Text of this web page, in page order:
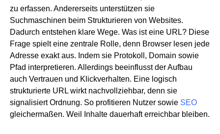
zu erfassen. Andererseits unterstützen sie
Suchmaschinen beim Strukturieren von Websites.
Dadurch entstehen klare Wege. Was ist eine URL? Diese
Frage spielt eine zentrale Rolle, denn Browser lesen jede
Adresse exakt aus. Indem sie Protokoll, Domain sowie
Pfad interpretieren. Allerdings beeinflusst der Aufbau
auch Vertrauen und Klickverhalten. Eine logisch
strukturierte URL wirkt nachvollziehbar, denn sie
signalisiert Ordnung. So profitieren Nutzer sowie SEO
gleichermaßen. Weil Inhalte dauerhaft erreichbar bleiben.